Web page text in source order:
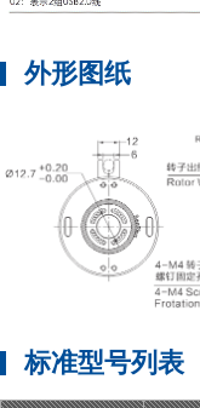
外形图纸
标准型号列表